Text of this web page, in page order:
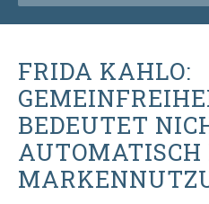
FRIDA KAHLO:
BEDEUTET
AUTOMATISCH